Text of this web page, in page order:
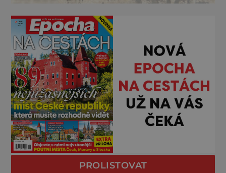
PROLISTOVAT